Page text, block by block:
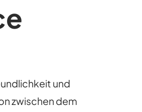
und
zwischen dem